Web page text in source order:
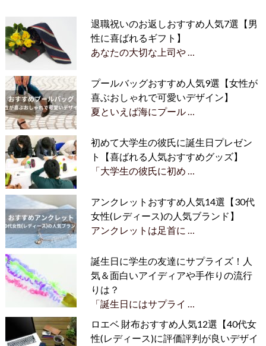
退職祝いのお返しおすすめ人気7選【男
性に喜ばれるギフト】
あなたの大切な上司や …
プールバッグおすすめ人気9選【女性が
喜ぶおしゃれで可愛いデザイン】
夏といえば海にプール …
初めて大学生の彼氏に誕生日プレゼン
ト【喜ばれる人気おすすめグッズ】
「大学生の彼氏に初め …
アンクレットおすすめ人気14選【30代
女性(レディース)の人気ブランド】
アンクレットは足首に …
誕生日に学生の友達にサプライズ！人
気＆面白いアイディアや手作りの流行
りは？
「誕生日にはサプライ …
ロエベ 財布おすすめ人気12選【40代女
性(レディース)に評価評判が良いデザイ